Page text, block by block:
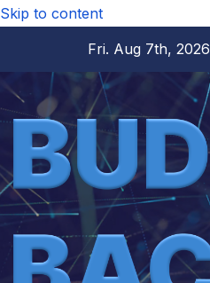
Skip to content
Fri. Aug 7th, 2026